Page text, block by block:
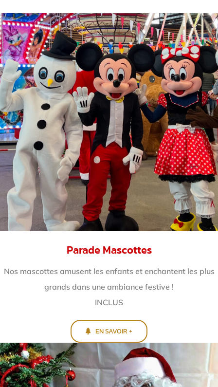
Parade Mascottes
Nos mascottes amusent les enfants et enchantent les plus
grands dans une ambiance festive !
INCLUS
EN SAVOIR +